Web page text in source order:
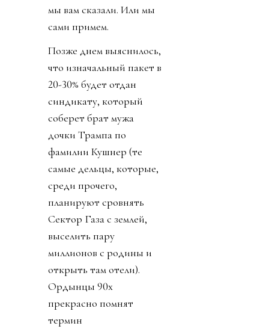
мы вам сказали. Или мы
сами примем.
Позже днем выяснилось,
что изначальный пакет в
20-30% будет отдан
синдикату, который
соберет брат мужа
дочки Трампа по
фамилии Кушнер (те
самые дельцы, которые,
среди прочего,
планируют сровнять
Сектор Газа с землей,
выселить пару
миллионов с родины и
открыть там отели).
Ордынцы 90х
прекрасно помнят
термин